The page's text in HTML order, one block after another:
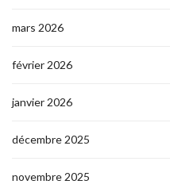
mars 2026
février 2026
janvier 2026
décembre 2025
novembre 2025